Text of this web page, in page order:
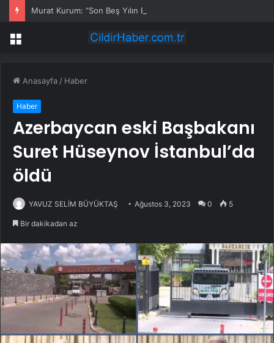
Menü
Anasayfa / Haber
Haber
Azerbaycan eski Başbakanı
Suret Hüseynov İstanbul’da
öldü
YAVUZ SELİM BÜYÜKTAŞ Ağustos 3, 2023 0 5
Bir dakikadan az